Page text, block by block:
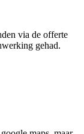
via de offerte
gehad.